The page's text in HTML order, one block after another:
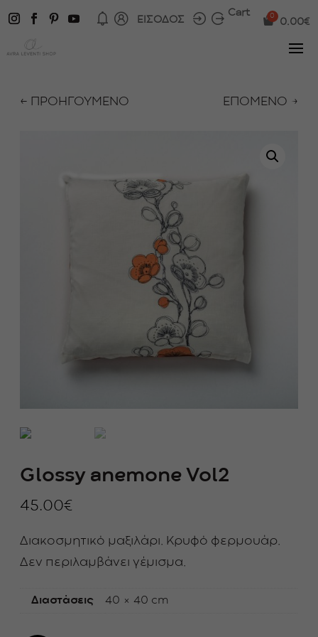
ΕΙΣΟΔΟΣ
Cart
0.00€
← ΠΡΟΗΓΟΥΜΕΝΟ ΕΠΟΜΕΝΟ →
Glossy anemone Vol2
45.00€
Διακοσμητικό μαξιλάρι. Κρυφό φερμουάρ.
Δεν περιλαμβάνει γέμισμα.
Διαστάσεις 40 × 40 cm